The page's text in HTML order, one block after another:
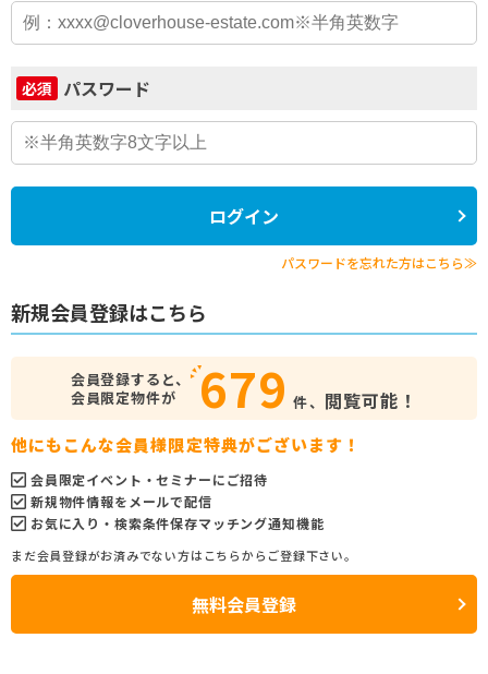
必須 パスワード
ログイン
パスワードを忘れた方はこちら≫
新規会員登録はこちら
会員登録すると、
会員限定物件が
679 件、 閲覧可能！
他にもこんな会員様限定特典がございます！
会員限定イベント・セミナーにご招待
新規物件情報をメールで配信
お気に入り・検索条件保存マッチング通知機能
まだ会員登録がお済みでない方はこちらからご登録下さい。
無料会員登録